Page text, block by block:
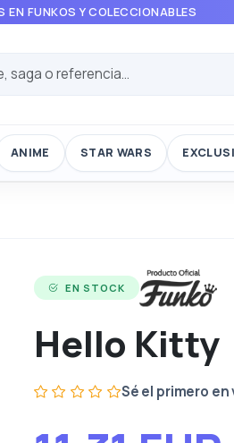
EN FUNKOS Y COLECCIONABLES
ANIME STAR WARS
EN STOCK
Hello Kitty
Sé el primero